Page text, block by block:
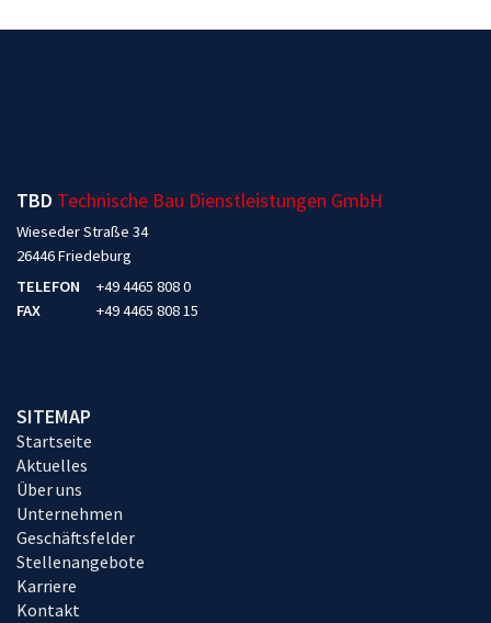
TBD Technische Bau Dienstleistungen GmbH
Wieseder Straße 34
26446 Friedeburg
TELEFON
+49 4465 808 0
FAX
+49 4465 808 15
SITEMAP
Startseite
Aktuelles
Über uns
Unternehmen
Geschäftsfelder
Stellenangebote
Karriere
Kontakt